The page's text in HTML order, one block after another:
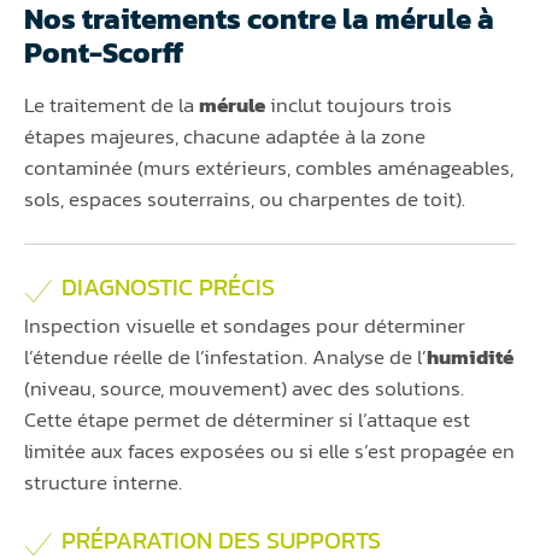
Nos traitements contre la mérule à
Pont-Scorff
Le traitement de laméruleinclut toujours trois
étapes majeures, chacune adaptée à la zone
contaminée (murs extérieurs, combles aménageables,
sols, espaces souterrains, ou charpentes de toit).
DIAGNOSTIC PRÉCIS
Inspection visuelle et sondages pour déterminer
l’étendue réelle de l’infestation. Analyse de l’humidité
(niveau, source, mouvement) avec des solutions.
Cette étape permet de déterminer si l’attaque est
limitée aux faces exposées ou si elle s’est propagée en
structure interne.
PRÉPARATION DES SUPPORTS